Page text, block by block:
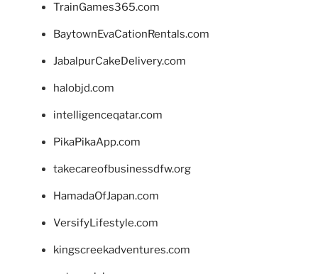
TrainGames365.com
BaytownEvaCationRentals.com
JabalpurCakeDelivery.com
halobjd.com
intelligenceqatar.com
PikaPikaApp.com
takecareofbusinessdfw.org
HamadaOfJapan.com
VersifyLifestyle.com
kingscreekadventures.com